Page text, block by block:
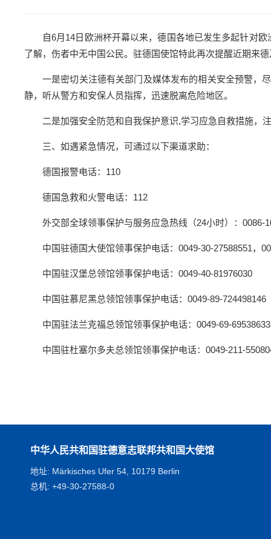
自6月14日欧洲杯开幕以来，德国各地已发生多起针对
了解，伤者中无中国公民。驻德国使馆特此再次提醒近期来
一是密切关注德有关部门及媒体发布的相关安全预警，
静，听从警方和安保人员指挥，迅速脱离危险地区。
二是加强安全防范和自我保护意识,学习应急自救措施，
三、如遇紧急情况，可通过以下渠道求助：
德国报警电话：110
德国急救和火警电话：112
外交部全球领事保护与服务应急热线（24小时）：0086-
中国驻德国大使馆领事保护电话：0049-30-27588551，
中国驻汉堡总领馆领事保护电话：0049-40-81976030
中国驻慕尼黑总领馆领事保护电话：0049-89-724498146
中国驻法兰克福总领馆领事保护电话：0049-69-69538633
中国驻杜塞尔多夫总领馆领事保护电话：0049-211-
中华人民共和国驻德意志联邦共和国大使馆
地址: Märkisches Ufer 54, 10179 Berlin
总机: +49-30-27588-0